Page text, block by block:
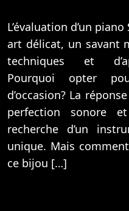
L’évaluation d’un
art délicat, un savant
techniques et
Pourquoi opter
d’occasion? La
perfection sonore
recherche d’un
unique. Mais
ce bijou […]